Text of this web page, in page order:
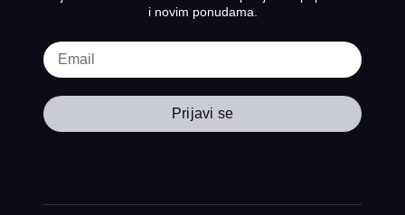
i novim ponudama.
Prijavi se